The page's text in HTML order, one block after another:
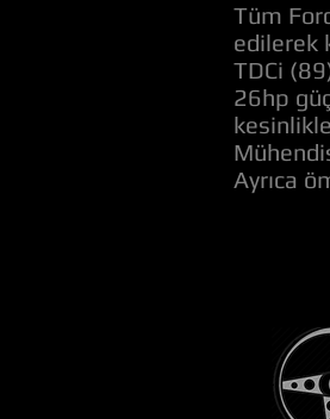
Tüm
edilerek
TDCi
26hp
Ayrıca